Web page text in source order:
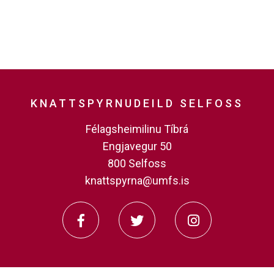
KNATTSPYRNUDEILD SELFOSS
Félagsheimilinu Tíbrá
Engjavegur 50
800 Selfoss
knattspyrna@umfs.is